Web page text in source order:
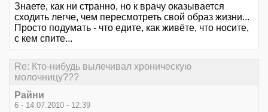
Знаете, как ни странно, но к врачу оказывается
сходить легче, чем пересмотреть свой образ жизни...
Просто подумать - что едите, как живёте, что носите,
с кем спите...
Re: Кто-нибудь вылечивал хроническую
молочницу???
Райни
6 - 14.07.2010 - 12:39